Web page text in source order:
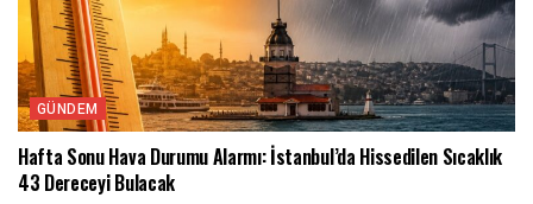
GÜNDEM
Hafta Sonu Hava Durumu Alarmı: İstanbul’da Hissedilen Sıcaklık
43 Dereceyi Bulacak